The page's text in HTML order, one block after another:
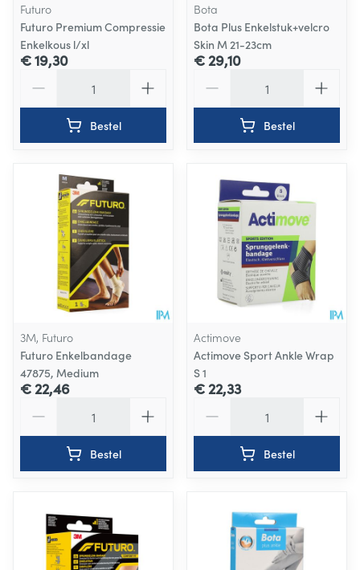
Futuro
Futuro Premium Compressie
Enkelkous l/xl
€ 19,30
Bestel
Bota
Bota Plus Enkelstuk+velcro
Skin M 21-23cm
€ 29,10
Bestel
3M, Futuro
Futuro Enkelbandage
47875, Medium
€ 22,46
Bestel
Actimove
Actimove Sport Ankle Wrap
S 1
€ 22,33
Bestel